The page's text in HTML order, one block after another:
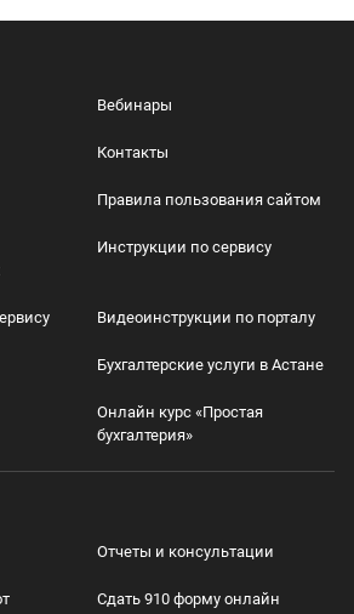
Вебинары
Контакты
Правила пользования сайтом
Инструкции по сервису
Видеоинструкции по порталу
Бухгалтерские услуги в Астане
Онлайн курс «Простая
бухгалтерия»
Отчеты и консультации
Сдать 910 форму онлайн